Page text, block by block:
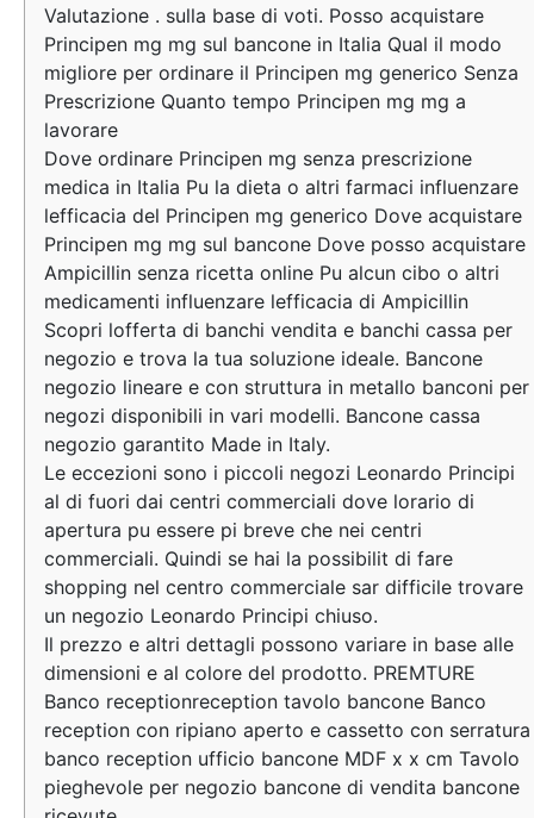
Valutazione . sulla base di voti. Posso acquistare
Principen mg mg sul bancone in Italia Qual il modo
migliore per ordinare il Principen mg generico Senza
Prescrizione Quanto tempo Principen mg mg a
lavorare
Dove ordinare Principen mg senza prescrizione
medica in Italia Pu la dieta o altri farmaci influenzare
lefficacia del Principen mg generico Dove acquistare
Principen mg mg sul bancone Dove posso acquistare
Ampicillin senza ricetta online Pu alcun cibo o altri
medicamenti influenzare lefficacia di Ampicillin
Scopri lofferta di banchi vendita e banchi cassa per
negozio e trova la tua soluzione ideale. Bancone
negozio lineare e con struttura in metallo banconi per
negozi disponibili in vari modelli. Bancone cassa
negozio garantito Made in Italy.
Le eccezioni sono i piccoli negozi Leonardo Principi
al di fuori dai centri commerciali dove lorario di
apertura pu essere pi breve che nei centri
commerciali. Quindi se hai la possibilit di fare
shopping nel centro commerciale sar difficile trovare
un negozio Leonardo Principi chiuso.
Il prezzo e altri dettagli possono variare in base alle
dimensioni e al colore del prodotto. PREMTURE
Banco receptionreception tavolo bancone Banco
reception con ripiano aperto e cassetto con serratura
banco reception ufficio bancone MDF x x cm Tavolo
pieghevole per negozio bancone di vendita bancone